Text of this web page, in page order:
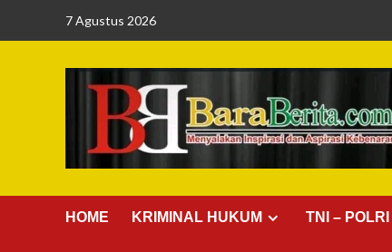
7 Agustus 2026
HOME KRIMINAL HUKUM TNI – POLRI